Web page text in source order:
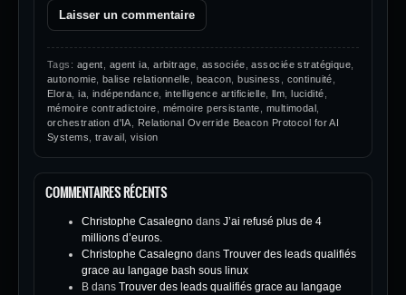
Tags: agent agent ia ,arbitrage ,associée ,associée stratégique
autonomie, balise relationnelle beacon ,business continuité
Elora ,ia, indépendance ,intelligence artificielle llm ,lucidité
mémoire contradictoire
mémoire persistante multimodal
orchestration d'IA
Relational Override Beacon Protocol for AI
Systems
travail vision
COMMENTAIRES RÉCENTS
Christophe Casalegno dans J’ai refusé plus de 4
millions d’euros.
Christophe Casalegno dans Trouver des leads qualifiés
grace au langage bash sous linux
B dans Trouver des leads qualifiés grace au langage